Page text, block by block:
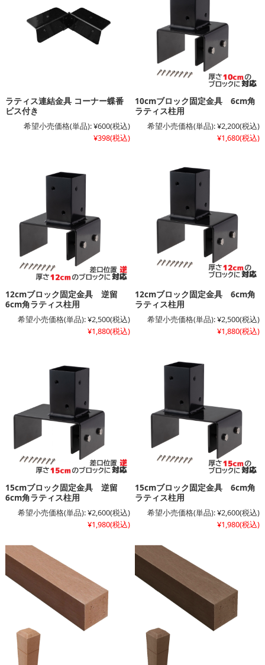
ラティス連結金具 コーナー蝶番
ビス付き
希望小売価格(単品):¥600(税込)
¥398(税込)
10cmブロック固定金具 6cm角
ラティス柱用
希望小売価格(単品):¥2,200(税込)
¥1,680(税込)
12cmブロック固定金具 逆留
6cm角ラティス柱用
希望小売価格(単品):¥2,500(税込)
¥1,880(税込)
12cmブロック固定金具 6cm角
ラティス柱用
希望小売価格(単品):¥2,500(税込)
¥1,880(税込)
15cmブロック固定金具 逆留
6cm角ラティス柱用
希望小売価格(単品):¥2,600(税込)
¥1,980(税込)
15cmブロック固定金具 6cm角
ラティス柱用
希望小売価格(単品):¥2,600(税込)
¥1,980(税込)